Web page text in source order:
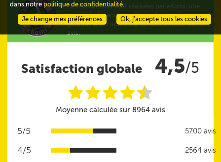
Les évaluations sont réalisées par eKomi, une
société indépendante d'avis clients qui
garantit la transparence et l'authenticité des
avis.
Satisfaction globale 4,5/5
iiiii
@
Moyenne calculée sur 8964 avis
5/5 5700 avis
4/5 2564 avis
dans notrepolitique de confidentialité.
Ok, j’accepte tous les cookies
Je change mes préférences